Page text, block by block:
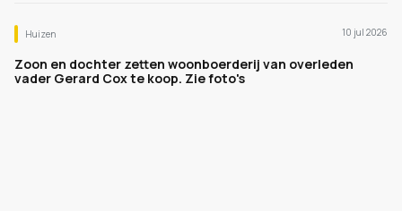
Huizen 10 jul 2026
Zoon en dochter zetten woonboerderij van overleden
vader Gerard Cox te koop. Zie foto's